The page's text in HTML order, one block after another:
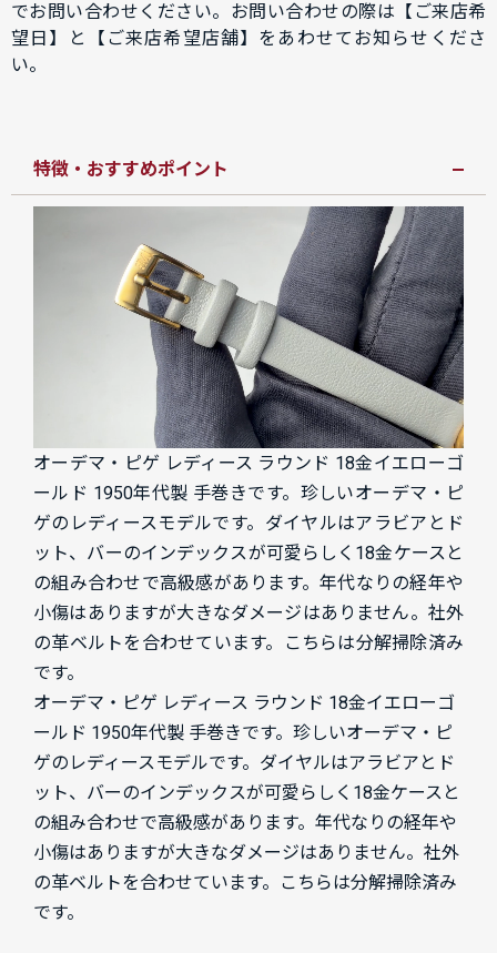
でお問い合わせください。お問い合わせの際は【ご来店希
望日】と【ご来店希望店舗】をあわせてお知らせくださ
い。
特徴・おすすめポイント
オーデマ・ピゲ レディース ラウンド 18金イエローゴ
ールド 1950年代製 手巻きです。珍しいオーデマ・ピ
ゲのレディースモデルです。ダイヤルはアラビアとド
ット、バーのインデックスが可愛らしく18金ケースと
の組み合わせで高級感があります。年代なりの経年や
小傷はありますが大きなダメージはありません。社外
の革ベルトを合わせています。こちらは分解掃除済み
です。
オーデマ・ピゲ レディース ラウンド 18金イエローゴ
ールド 1950年代製 手巻きです。珍しいオーデマ・ピ
ゲのレディースモデルです。ダイヤルはアラビアとド
ット、バーのインデックスが可愛らしく18金ケースと
の組み合わせで高級感があります。年代なりの経年や
小傷はありますが大きなダメージはありません。社外
の革ベルトを合わせています。こちらは分解掃除済み
です。